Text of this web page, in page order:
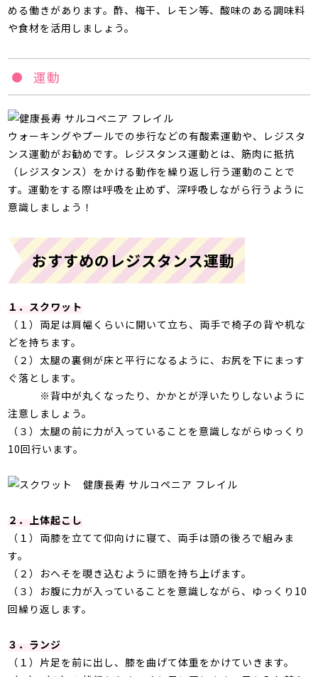
める働きがあります。酢、梅干、レモン等、酸味のある調味料
や食材を活用しましょう。
運動
ウォーキングやプールでの歩行などの有酸素運動や、レジスタ
ンス運動がお勧めです。レジスタンス運動とは、筋肉に抵抗
（レジスタンス）をかける動作を繰り返し行う運動のことで
す。運動をする際は呼吸を止めず、深呼吸しながら行うように
意識しましょう！
おすすめのレジスタンス運動
１．スクワット
（１）両足は肩幅くらいに開いて立ち、両手で椅子の背や机な
どを持ちます。
（２）太腿の裏側が床と平行になるように、お尻を下にまっす
ぐ落とします。
※背中が丸くなったり、かかとが浮いたりしないように
注意しましょう。
（３）太腿の前に力が入っていることを意識しながらゆっくり
10回行います。
２．上体起こし
（１）両膝を立てて仰向けに寝て、両手は頭の後ろで組みま
す。
（２）おへそを覗き込むように頭を持ち上げます。
（３）お腹に力が入っていることを意識しながら、ゆっくり10
回繰り返します。
３．ランジ
（１）片足を前に出し、膝を曲げて体重をかけていきます。